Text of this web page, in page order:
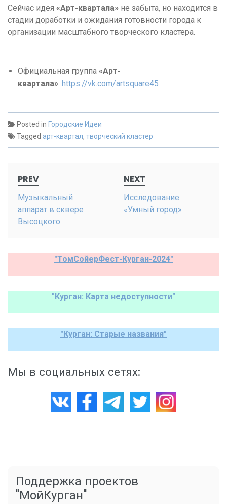
Сейчас идея «Арт-квартала» не забыта, но находится в
стадии доработки и ожидания готовности города к
организации масштабного творческого кластера.
Официальная группа «Арт-
квартала»: https://vk.com/artsquare45
Posted in Городские Идеи
Tagged арт-квартал, творческий кластер
navigation
PREV
Музыкальный
аппарат в сквере
Высоцкого
NEXT
Исследование:
«Умный город»
"ТомСойерФест-Курган-2024"
"Курган: Карта недоступности"
"Курган: Старые названия"
Мы в социальных сетях:
Поддержка проектов
"МойКурган"